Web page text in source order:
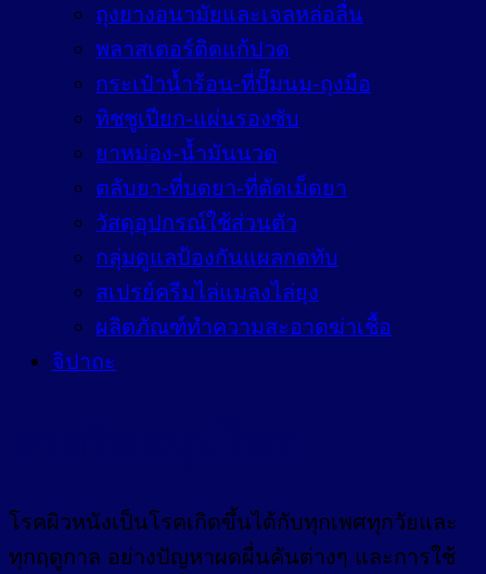
ถุงยางอนามัยและเจลหล่อลื่น
พลาสเตอร์ติดแก้ปวด
กระเป๋าน้ำร้อน-ที่ปั๊มนม-ถุงมือ
ทิชชูเปียก-แผ่นรองซับ
ยาหม่อง-น้ำมันนวด
ตลับยา-ที่บดยา-ที่ตัดเม็ดยา
วัสดุอุปกรณ์ใช้ส่วนตัว
กลุ่มดูแลป้องกันแผลกดทับ
สเปรย์ครีมไล่แมลงไล่ยุง
ผลิตภัณฑ์ทำความสะอาดฆ่าเชื้อ
จิปาถะ
โรคผิวหนังเป็นโรคเกิดขึ้นได้กับทุกเพศทุกวัยและ
ทุกฤดูกาล อย่างปัญหาผดผื่นคันต่างๆ และการใช้